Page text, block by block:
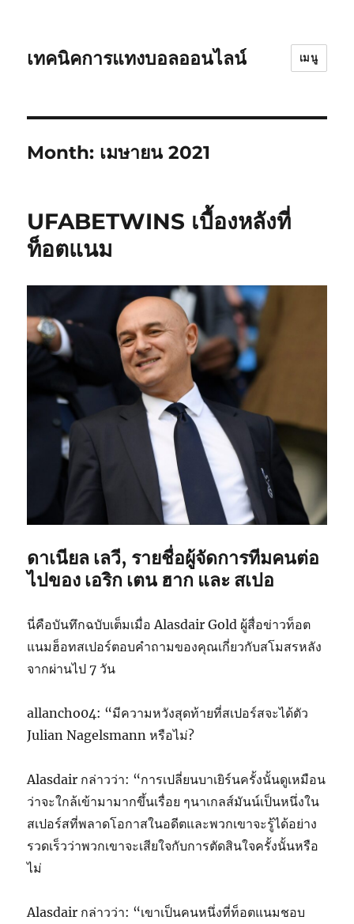
เทคนิคการแทงบอลออนไลน์ เมนู
Month: เมษายน 2021
UFABETWINS เบื้องหลังที่
ท็อตแนม
ดาเนียล เลวี, รายชื่อผู้จัดการทีมคนต่อ
ไปของ เอริก เตน ฮาก และ สเปอ
นี่คือบันทึกฉบับเต็มเมื่อ Alasdair Gold ผู้สื่อข่าวท็อต
แนมฮ็อทสเปอร์ตอบคำถามของคุณเกี่ยวกับสโมสรหลัง
จากผ่านไป 7 วัน
allancho04: “มีความหวังสุดท้ายที่สเปอร์สจะได้ตัว
Julian Nagelsmann หรือไม่?
Alasdair กล่าวว่า: “การเปลี่ยนบาเยิร์นครั้งนั้นดูเหมือน
ว่าจะใกล้เข้ามามากขึ้นเรื่อย ๆนาเกลส์มันน์เป็นหนึ่งใน
สเปอร์สที่พลาดโอกาสในอดีตและพวกเขาจะรู้ได้อย่าง
รวดเร็วว่าพวกเขาจะเสียใจกับการตัดสินใจครั้งนั้นหรือ
ไม่
Alasdair กล่าวว่า: “เขาเป็นคนหนึ่งที่ท็อตแนมชอบ